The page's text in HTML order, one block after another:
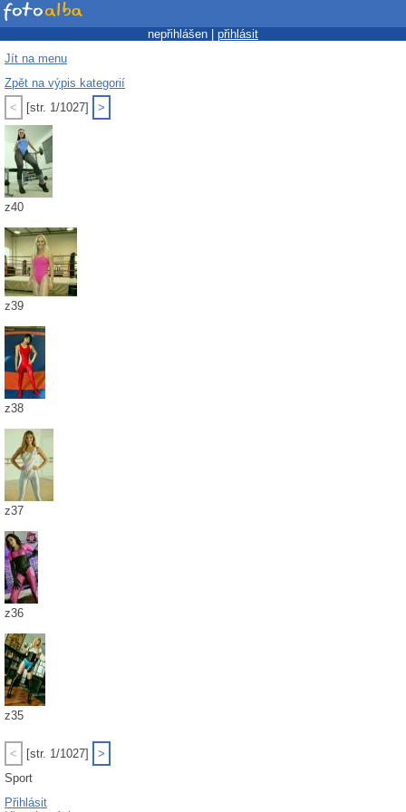
nepřihlášen | přihlásit
Jít na menu
Zpět na výpis kategorií
<
[str. 1/1027] >
z40
z39
z38
z37
z36
z35
< [str. 1/1027]
>
Sport
Přihlásit